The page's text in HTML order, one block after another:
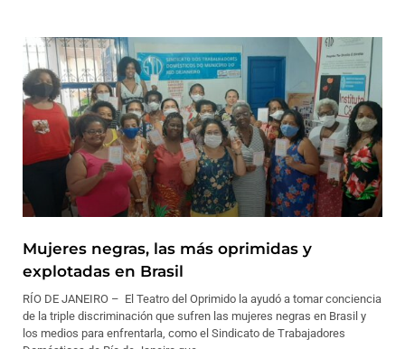
Mujeres negras, las más oprimidas y
explotadas en Brasil
RÍO DE JANEIRO – El Teatro del Oprimido la ayudó a tomar conciencia
de la triple discriminación que sufren las mujeres negras en Brasil y
los medios para enfrentarla, como el Sindicato de Trabajadores